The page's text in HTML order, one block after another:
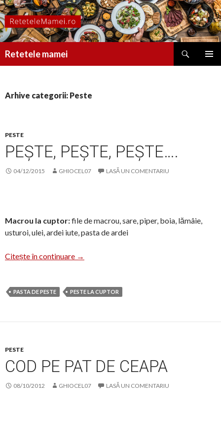
Retetele mamei
Arhive categorii: Peste
PESTE
PEȘTE, PEȘTE, PEȘTE….
04/12/2015 GHIOCEL07 LASĂ UN COMENTARIU
Macrou la cuptor:file de macrou, sare, piper, boia, lămâie,
usturoi, ulei, ardei iute, pasta de ardei
Citește în continuare Pește, pește, pește….
→
PASTA DE PESTE PESTE LA CUPTOR
PESTE
COD PE PAT DE CEAPA
08/10/2012 GHIOCEL07 LASĂ UN COMENTARIU